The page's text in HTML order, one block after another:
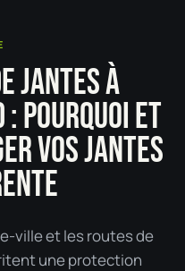
JANTES À
POURQUOI ET
VOS JANTES
ville et les routes de
une protection